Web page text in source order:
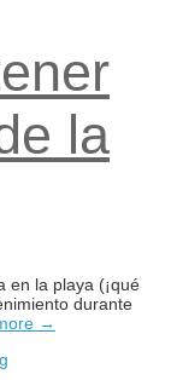
la
en la playa (¡qué
durante
→